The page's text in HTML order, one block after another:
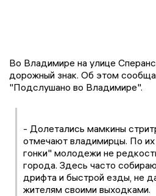
Во Владимире на улице
дорожный знак. Об этом
"Подслушано во Владимире".
- Долетались мамкины
отмечают владимирцы. По
гонки" молодежи не
города. Здесь часто
дрифта и быстрой езды, не
жителям своими выходками.